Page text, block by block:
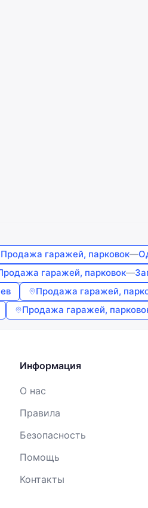
Продажа гаражей, парковок—
гаражей, парковок—
Продажа гаражей,
Продажа гаражей,
Информация
О нас
Правила
Безопасность
Помощь
Контакты
использования,
и
Политикой